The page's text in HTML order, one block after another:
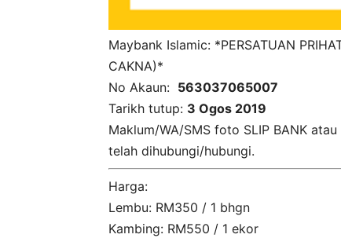
Maybank Islamic: *PERSATUAN
CAKNA)*
No Akaun: 563037065007
Tarikh tutup: 3 Ogos 2019
Maklum/WA/SMS foto SLIP BANK
telah dihubungi/hubungi.
Harga:
Lembu: RM350 / 1 bhgn
Kambing: RM550 / 1 ekor